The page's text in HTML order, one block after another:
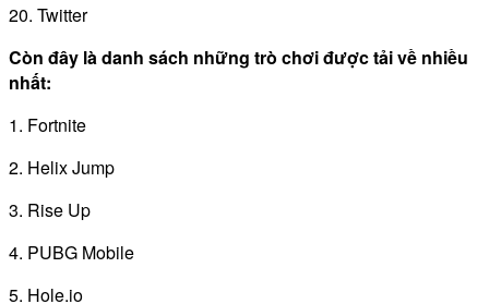
20. Twitter
Còn đây là danh sách những trò chơi được tải về nhiều
nhất:
1. Fortnite
2. Helix Jump
3. Rise Up
4. PUBG Mobile
5. Hole.io